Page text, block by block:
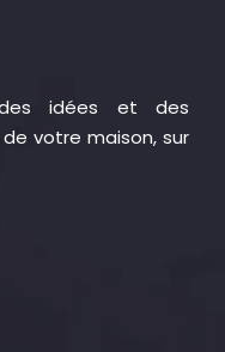
idées et des
votre maison, sur